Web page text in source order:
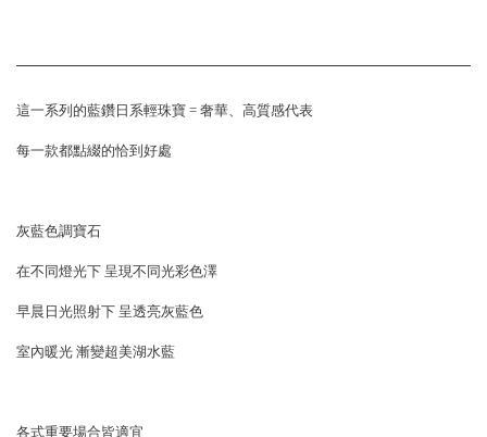
這一系列的藍鑽日系輕珠寶 = 奢華、高質感代表
每一款都點綴的恰到好處
灰藍色調寶石
在不同燈光下 呈現不同光彩色澤
早晨日光照射下 呈透亮灰藍色
室內暖光 漸變超美湖水藍
各式重要場合皆適宜